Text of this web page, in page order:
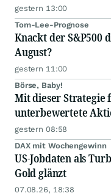
gestern 13:00
Tom-Lee-Prognose
Knackt der S&P500
August?
gestern 11:00
Börse, Baby!
Mit dieser Strategie
unterbewertete
gestern 08:58
DAX mit Wochengewinn
US-Jobdaten als
Gold glänzt
07.08.26, 18:38